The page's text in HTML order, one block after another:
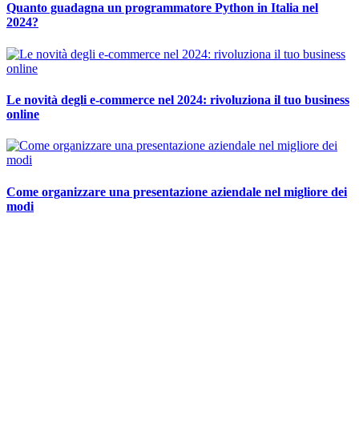
Quanto guadagna un programmatore Python in Italia nel
2024?
Le novità degli e-commerce nel 2024: rivoluziona il tuo business
online
Come organizzare una presentazione aziendale nel migliore dei
modi